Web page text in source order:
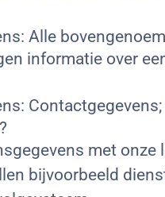
Alle
informatie over
met
bijvoorbeeld